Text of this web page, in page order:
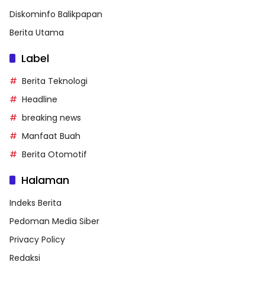
Diskominfo Balikpapan
Berita Utama
Label
Berita Teknologi
Headline
breaking news
Manfaat Buah
Berita Otomotif
Halaman
Indeks Berita
Pedoman Media Siber
Privacy Policy
Redaksi